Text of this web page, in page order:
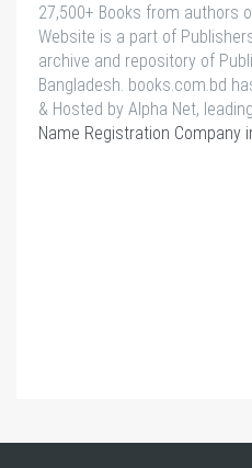
27,500+ Books from authors
Website is a part of
archive and repository of
Bangladesh. books.com.bd
& Hosted by Alpha Net, leading
Name Registration Company